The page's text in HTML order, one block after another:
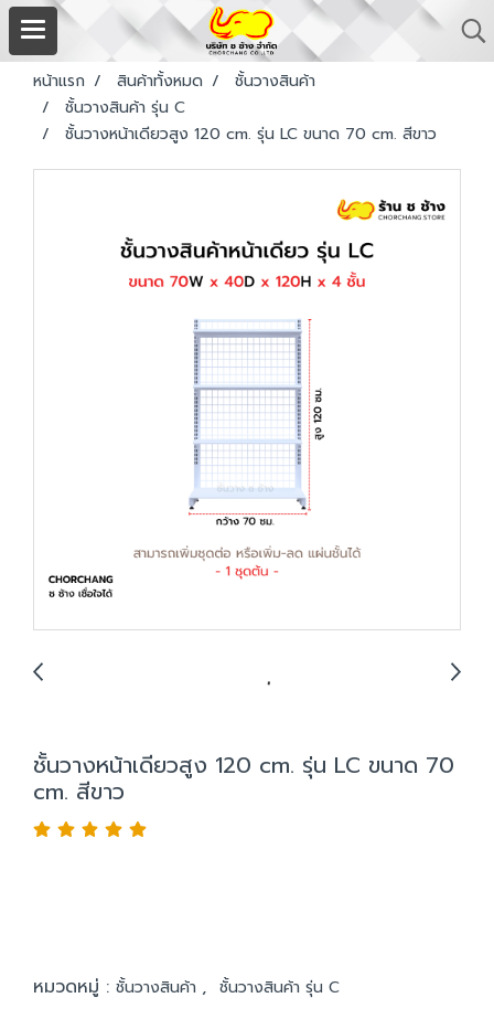
หน้าแรก สินค้าทั้งหมด
ชั้นวางสินค้า
ชั้นวางสินค้า รุ่น C
ชั้นวางหน้าเดียวสูง 120 cm. รุ่น LC ขนาด 70 cm. สีขาว
ชั้นวางหน้าเดียวสูง 120 cm. รุ่น LC ขนาด 70
cm. สีขาว
หมวดหมู่ : ชั้นวางสินค้า , ชั้นวางสินค้า รุ่น C